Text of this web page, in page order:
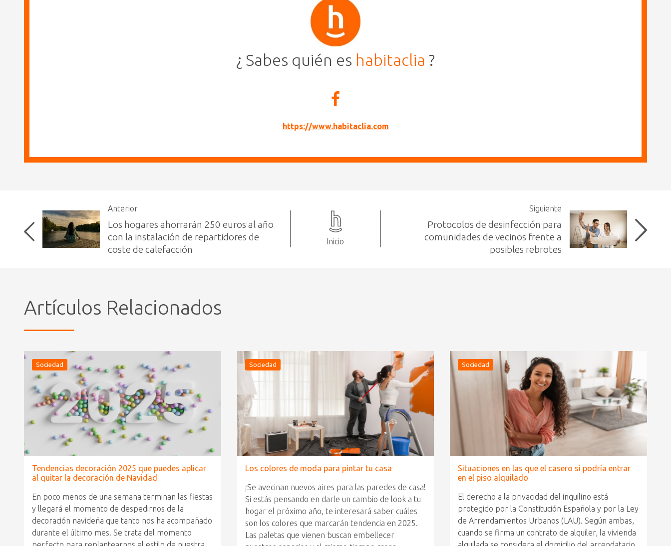
¿ Sabes quién es habitaclia ?
https://www.habitaclia.com
Anterior
Los hogares ahorrarán 250 euros al año
con la instalación de repartidores de
coste de calefacción
Inicio
Siguiente
Protocolos de desinfección para
comunidades de vecinos frente a
posibles rebrotes
Artículos Relacionados
Sociedad
Tendencias decoración 2025 que puedes aplicar
al quitar la decoración de Navidad
En poco menos de una semana terminan las fiestas
y llegará el momento de despedirnos de la
decoración navideña que tanto nos ha acompañado
durante el último mes. Se trata del momento
Sociedad
Los colores de moda para pintar tu casa
¡Se avecinan nuevos aires para las paredes de casa!
Si estás pensando en darle un cambio de look a tu
hogar el próximo año, te interesará saber cuáles
son los colores que marcarán tendencia en 2025.
Las paletas que vienen buscan embellecer
Sociedad
Situaciones en las que el casero sí podría entrar
en el piso alquilado
El derecho a la privacidad del inquilino está
protegido por la Constitución Española y por la Ley
de Arrendamientos Urbanos (LAU). Según ambas,
cuando se firma un contrato de alquiler, la vivienda